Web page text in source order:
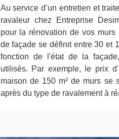
Au service d’un entretien et
ravaleur chez Entreprise
pour la rénovation de vos
de façade se définit entre 30 et
fonction de l'état de la
utilisés. Par exemple, le prix
maison de 150 m² de murs se
après du type de ravalement à